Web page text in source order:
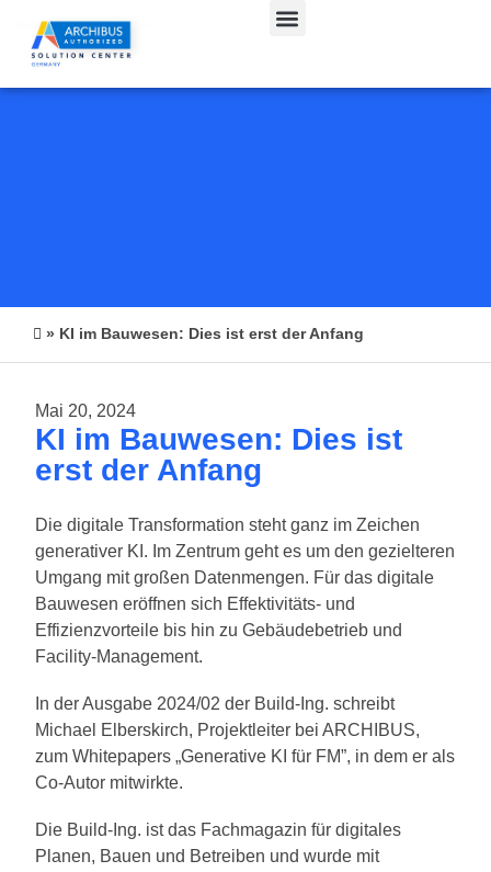
» KI im Bauwesen: Dies ist erst der Anfang
Mai 20, 2024
KI im Bauwesen: Dies ist
erst der Anfang
Die digitale Transformation steht ganz im Zeichen
generativer KI. Im Zentrum geht es um den gezielteren
Umgang mit großen Datenmengen. Für das digitale
Bauwesen eröffnen sich Effektivitäts- und
Effizienzvorteile bis hin zu Gebäudebetrieb und
Facility-Management.
In der Ausgabe 2024/02 der Build-Ing. schreibt
Michael Elberskirch, Projektleiter bei ARCHIBUS,
zum Whitepapers „Generative KI für FM”, in dem er als
Co-Autor mitwirkte.
Die Build-Ing. ist das Fachmagazin für digitales
Planen, Bauen und Betreiben und wurde mit